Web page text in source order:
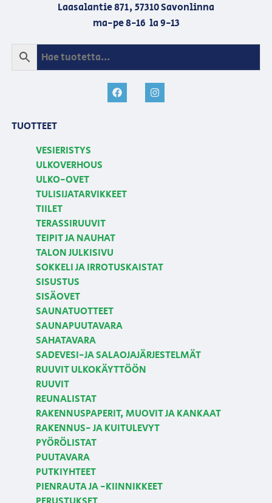
Laasalantie 871, 57310 Savonlinna
ma-pe 8-16 la 9-13
TUOTTEET
VESIERISTYS
ULKOVERHOUS
ULKO-OVET
TULISIJATARVIKKEET
TIILET
TERASSIRUUVIT
TEIPIT JA NAUHAT
TALON JULKISIVU
SOKKELI JA IRROTUSKAISTAT
SISUSTUS
SISÄOVET
SAUNATUOTTEET
SAUNAPUUTAVARA
SAHATAVARA
SADEVESI-JA SALAOJAJÄRJESTELMÄT
RUUVIT ULKOKÄYTTÖÖN
RUUVIT
REUNALISTAT
RAKENNUSPAPERIT, MUOVIT JA KANKAAT
RAKENNUS- JA KUITULEVYT
PYÖRÖLISTAT
PUUTAVARA
PUTKIYHTEET
PIENRAUTA JA -KIINNIKKEET